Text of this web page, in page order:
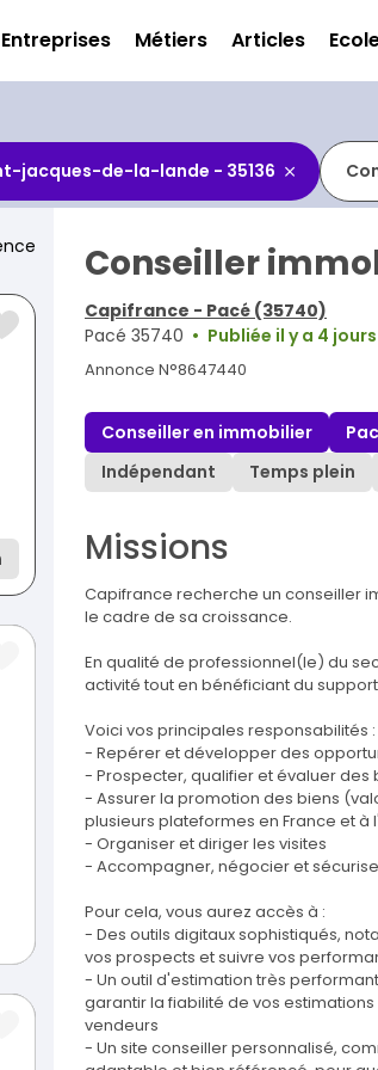
Entreprises Métiers Articles
jacques-de-la-lande - 35136
Conseiller
Capifrance - Pacé (35740)
Pacé 35740
Publiée il y a 4
Annonce N°8647440
Conseiller en immobilier
Indépendant
Temps plein
Missions
Capifrance recherche un conseiller
le cadre de sa croissance.
En qualité de professionnel(le) du
activité tout en bénéficiant du
Voici vos principales responsabilités :
- Repérer et développer des
- Prospecter, qualifier et évaluer des
- Assurer la promotion des biens
plusieurs plateformes en France et à
- Organiser et diriger les visites
- Accompagner, négocier et
Pour cela, vous aurez accès à :
- Des outils digitaux sophistiqués,
vos prospects et suivre vos
- Un outil d'estimation très
garantir la fiabilité de vos
vendeurs
- Un site conseiller personnalisé,